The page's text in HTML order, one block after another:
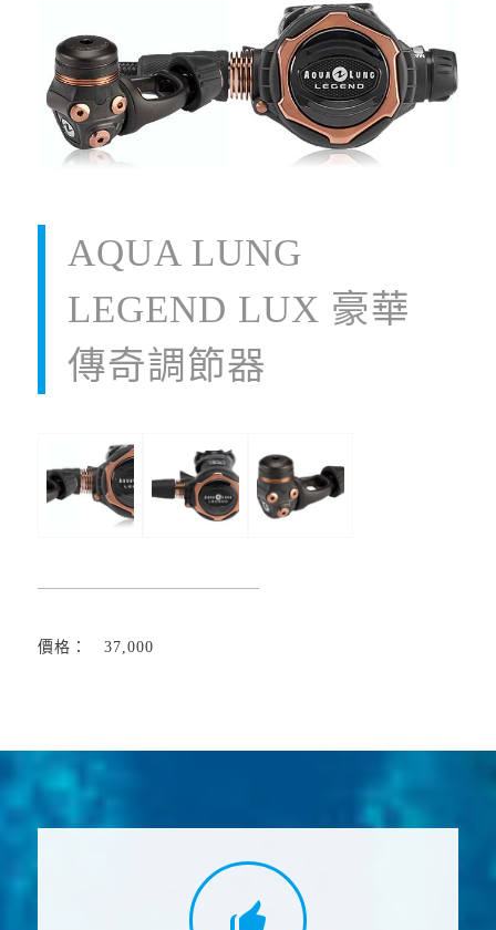
AQUA LUNG
LEGEND LUX 豪華
傳奇調節器
價格： 37,000